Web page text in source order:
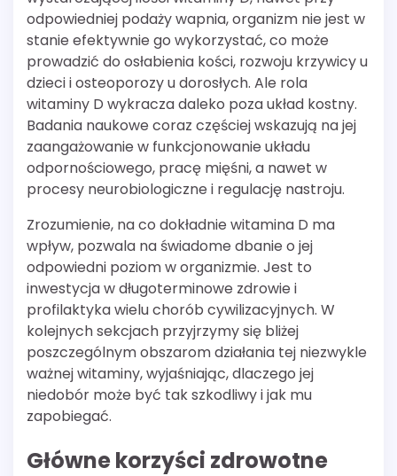
odpowiedniej podaży wapnia, organizm nie jest w
stanie efektywnie go wykorzystać, co może
prowadzić do osłabienia kości, rozwoju krzywicy u
dzieci i osteoporozy u dorosłych. Ale rola
witaminy D wykracza daleko poza układ kostny.
Badania naukowe coraz częściej wskazują na jej
zaangażowanie w funkcjonowanie układu
odpornościowego, pracę mięśni, a nawet w
procesy neurobiologiczne i regulację nastroju.
Zrozumienie, na co dokładnie witamina D ma
wpływ, pozwala na świadome dbanie o jej
odpowiedni poziom w organizmie. Jest to
inwestycja w długoterminowe zdrowie i
profilaktyka wielu chorób cywilizacyjnych. W
kolejnych sekcjach przyjrzymy się bliżej
poszczególnym obszarom działania tej niezwykle
ważnej witaminy, wyjaśniając, dlaczego jej
niedobór może być tak szkodliwy i jak mu
zapobiegać.
Główne korzyści zdrowotne